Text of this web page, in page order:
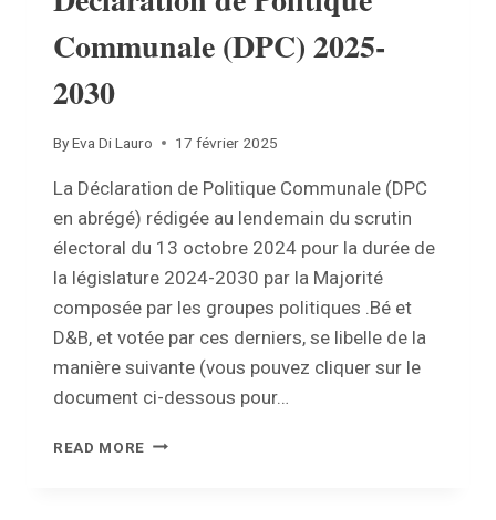
Communale (DPC) 2025-
2030
ByEva Di Lauro 17 février 2025
La Déclaration de Politique Communale (DPC
en abrégé) rédigée au lendemain du scrutin
électoral du 13 octobre 2024 pour la durée de
la législature 2024-2030 par la Majorité
composée par les groupes politiques .Bé et
D&B, et votée par ces derniers, se libelle de la
manière suivante (vous pouvez cliquer sur le
document ci-dessous pour…
READ MORE DÉCLARATION